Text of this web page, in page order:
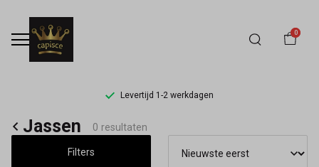
0
Levertijd 1-2 werkdagen
Jassen
Jassen 0 resultaten
Filters